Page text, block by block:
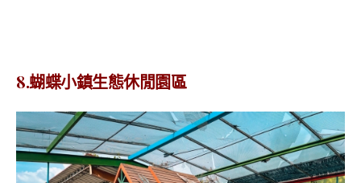
8.蝴蝶小鎮生態休閒園區